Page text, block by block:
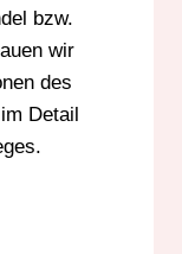
bzw.
wir
des
Detail